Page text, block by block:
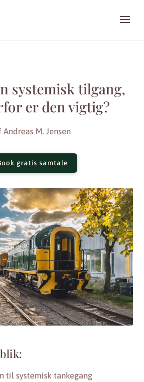
systemisk tilgang,
er den vigtig?
Andreas M. Jensen
gratis samtale
til systemisk tankegang